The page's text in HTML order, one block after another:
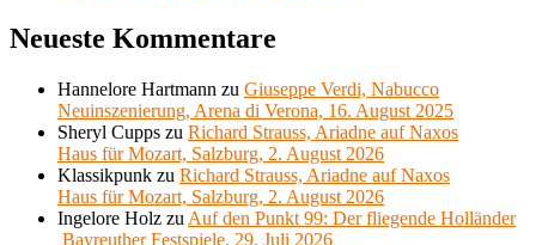
Neueste Kommentare
Hannelore Hartmann zu Giuseppe Verdi, Nabucco
Neuinszenierung, Arena di Verona, 16. August 2025
Sheryl Cupps zu Richard Strauss, Ariadne auf Naxos
Haus für Mozart, Salzburg, 2. August 2026
Klassikpunk zu Richard Strauss, Ariadne auf Naxos
Haus für Mozart, Salzburg, 2. August 2026
Ingelore Holz zu Auf den Punkt 99: Der fliegende Holländer
Bayreuther Festspiele, 29. Juli 2026